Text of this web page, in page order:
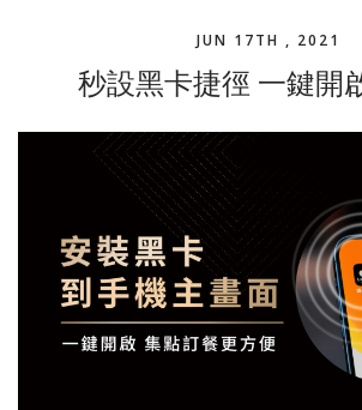
JUN 17TH , 2021
秒設黑卡捷徑 一鍵開